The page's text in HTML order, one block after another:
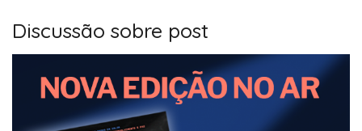
Discussão sobre post